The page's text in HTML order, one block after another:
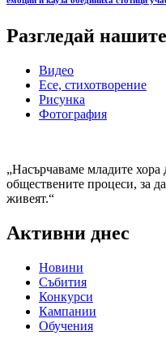
Разгледай
Видео
Есе, стихотворение
Рисунка
Фотография
„Насърчаваме младите хора
обществените процеси, за
живеят.“
Активни днес
Новини
Събития
Конкурси
Кампании
Обучения